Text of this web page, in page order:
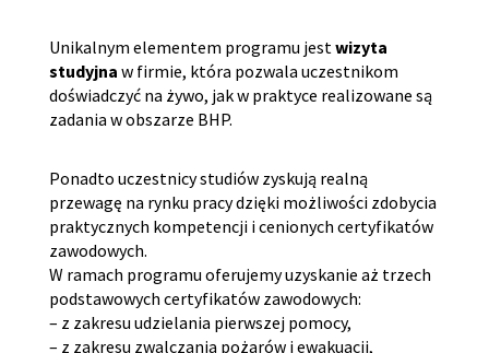
Unikalnym elementem programu jest wizyta
studyjna w firmie, która pozwala uczestnikom
doświadczyć na żywo, jak w praktyce realizowane są
zadania w obszarze BHP.
Ponadto uczestnicy studiów zyskują realną
przewagę na rynku pracy dzięki możliwości zdobycia
praktycznych kompetencji i cenionych certyfikatów
zawodowych.
W ramach programu oferujemy uzyskanie aż trzech
podstawowych certyfikatów zawodowych:
– z zakresu udzielania pierwszej pomocy,
– z zakresu zwalczania pożarów i ewakuacji,